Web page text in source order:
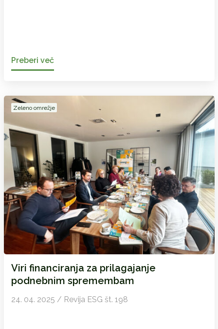
Preberi več
Zeleno omrežje
Viri financiranja za prilagajanje
podnebnim spremembam
24. 04. 2025 / Revija ESG št. 198